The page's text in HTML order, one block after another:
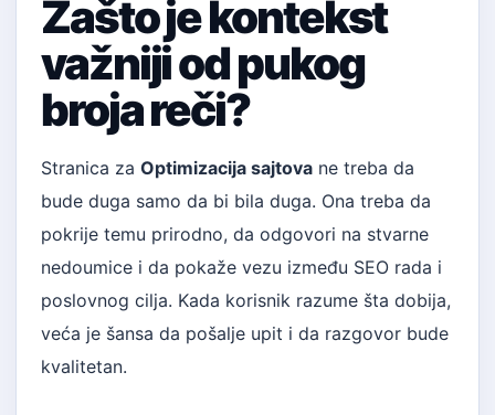
Zašto je kontekst
važniji od pukog
broja reči?
Stranica za Optimizacija sajtova ne treba da
bude duga samo da bi bila duga. Ona treba da
pokrije temu prirodno, da odgovori na stvarne
nedoumice i da pokaže vezu između SEO rada i
poslovnog cilja. Kada korisnik razume šta dobija,
veća je šansa da pošalje upit i da razgovor bude
kvalitetan.